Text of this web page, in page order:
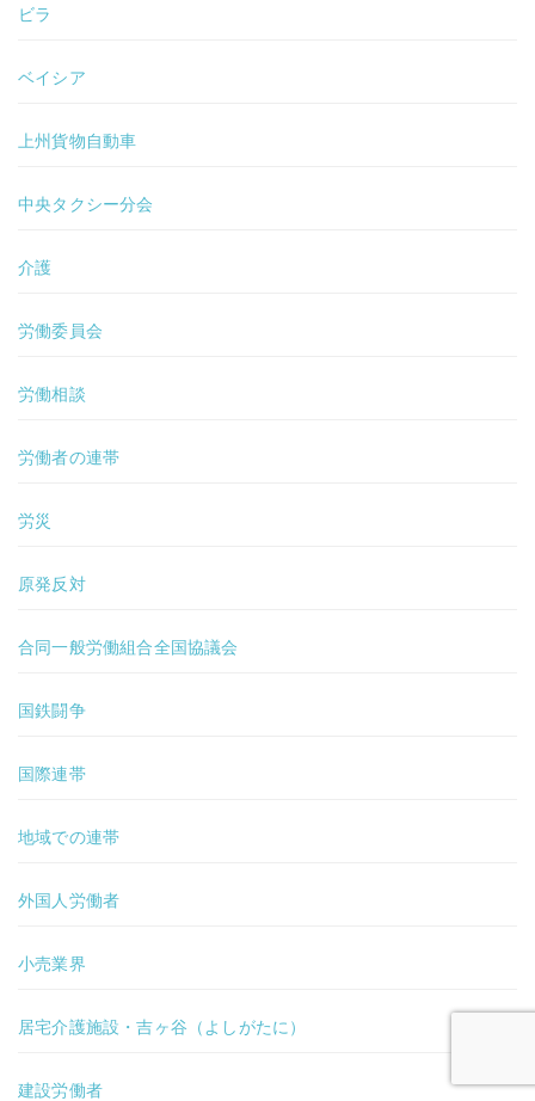
ビラ
ベイシア
上州貨物自動車
中央タクシー分会
介護
労働委員会
労働相談
労働者の連帯
労災
原発反対
合同一般労働組合全国協議会
国鉄闘争
国際連帯
地域での連帯
外国人労働者
小売業界
居宅介護施設・吉ヶ谷（よしがたに）
建設労働者